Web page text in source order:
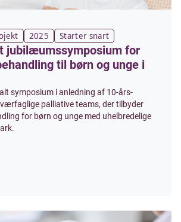
2025 Starter snart
jubilæumssymposium for
til børn og unge i
symposium i anledning af 10-års-
palliative teams, der tilbyder
for børn og unge med uhelbredelige